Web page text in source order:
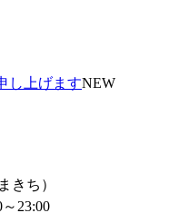
し上げますNEW
ち）
23:00